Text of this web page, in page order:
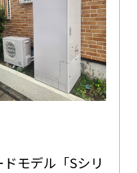
モデル「Sシリ